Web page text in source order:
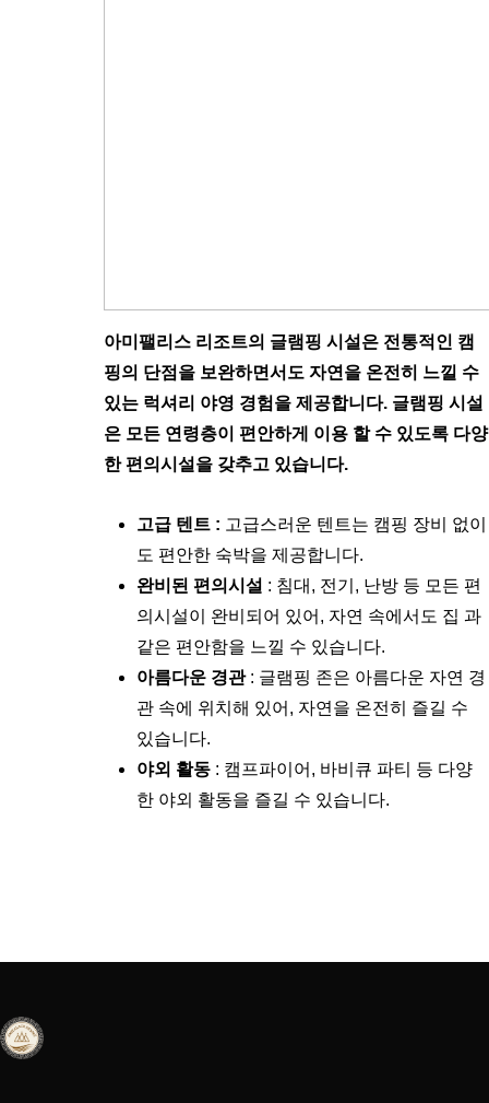
아미팰리스 리조트의 글램핑 시설은 전통적인 캠
핑의 단점을 보완하면서도 자연을 온전히 느낄 수
있는 럭셔리 야영 경험을 제공합니다. 글램핑 시설
은 모든 연령층이 편안하게 이용 할 수 있도록 다양
한 편의시설을 갖추고 있습니다.
고급 텐트 : 고급스러운 텐트는 캠핑 장비 없이
도 편안한 숙박을 제공합니다.
완비된 편의시설 : 침대, 전기, 난방 등 모든 편
의시설이 완비되어 있어, 자연 속에서도 집 과
같은 편안함을 느낄 수 있습니다.
아름다운 경관: 글램핑 존은 아름다운 자연 경
관 속에 위치해 있어, 자연을 온전히 즐길 수
있습니다.
야외 활동 : 캠프파이어, 바비큐 파티 등 다양
한 야외 활동을 즐길 수 있습니다.